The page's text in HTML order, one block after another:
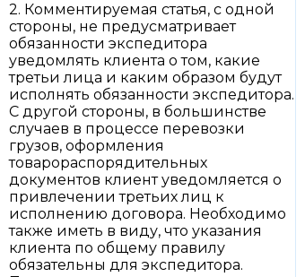
2. Комментируемая статья, с одной
стороны, не предусматривает
обязанности экспедитора
уведомлять клиента о том, какие
третьи лица и каким образом будут
исполнять обязанности экспедитора.
С другой стороны, в большинстве
случаев в процессе перевозки
грузов, оформления
товарораспорядительных
документов клиент уведомляется о
привлечении третьих лиц к
исполнению договора. Необходимо
также иметь в виду, что указания
клиента по общему правилу
обязательны для экспедитора.